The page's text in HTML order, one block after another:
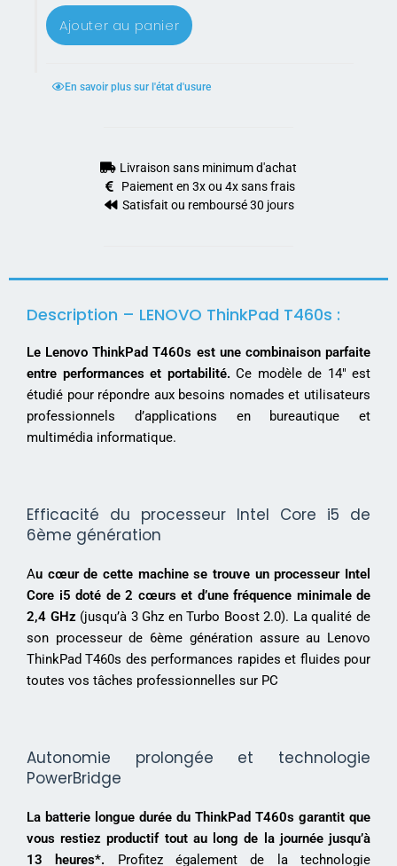
Ajouter au panier
En savoir plus sur l'état d'usure
Livraison sans minimum d'achat
Paiement en 3x ou 4x sans frais
Satisfait ou remboursé 30 jours
Description – LENOVO ThinkPad T460s :
Le Lenovo ThinkPad T460s est une combinaison parfaite
entre performances et portabilité. Ce modèle de 14″ est
étudié pour répondre aux besoins nomades et utilisateurs
professionnels d’applications en bureautique et
multimédia informatique.
Efficacité du processeur Intel Core i5 de
6ème génération
Au cœur de cette machine se trouve un processeur Intel
Core i5 doté de 2 cœurs et d’une fréquence minimale de
2,4 GHz (jusqu’à 3 Ghz en Turbo Boost 2.0). La qualité de
son processeur de 6ème génération assure au Lenovo
ThinkPad T460s des performances rapides et fluides pour
toutes vos tâches professionnelles sur PC
Autonomie prolongée et technologie
PowerBridge
La batterie longue durée du ThinkPad T460s garantit que
vous restiez productif tout au long de la journée jusqu’à
13 heures*. Profitez également de la technologie